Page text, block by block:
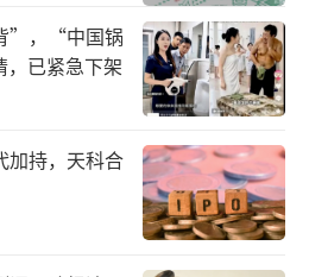
”到底该如何定义呢？
，它指代人迹不到的荒
地方，而如果将其放到整
着对前沿创新领域的深度
未被满足临床需求而作出
”，“中国锅
已紧急下架
加持，天科合